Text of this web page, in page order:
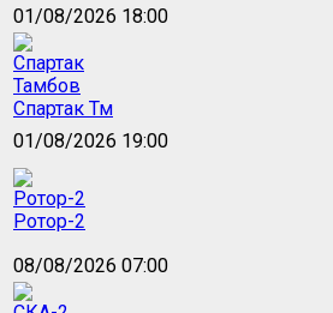
01/08/2026 18:00
Спартак Тм
01/08/2026 19:00
Ротор-2
08/08/2026 07:00